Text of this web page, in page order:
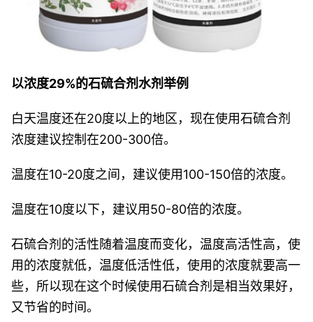
以浓度29%的石硫合剂水剂举例
白天温度还在20度以上的地区，现在使用石硫合剂
浓度建议控制在200-300倍。
温度在10-20度之间，建议使用100-150倍的浓度。
温度在10度以下，建议用50-80倍的浓度。
石硫合剂的活性随着温度而变化，温度高活性高，使
用的浓度就低，温度低活性低，使用的浓度就要高一
些，所以现在这个时候使用石硫合剂是相当效果好，
又节省的时间。